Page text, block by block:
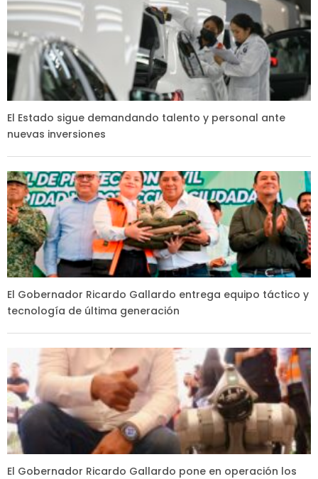
El Estado sigue demandando talento y personal ante
nuevas inversiones
El Gobernador Ricardo Gallardo entrega equipo táctico y
tecnología de última generación
El Gobernador Ricardo Gallardo pone en operación los